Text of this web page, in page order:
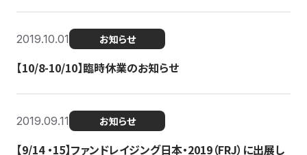
2019.10.01 お知らせ
【10/8-10/10】臨時休業のお知らせ
2019.09.11 お知らせ
【9/14 ・15】ファンドレイジング日本・2019（FRJ）に出展し